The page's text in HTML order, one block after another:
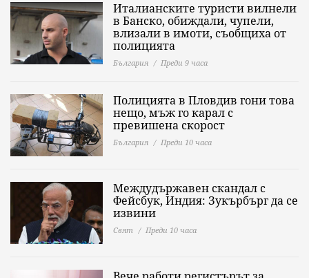
Италианските туристи вилнели
в Банско, обиждали, чупели,
влизали в имоти, съобщиха от
полицията
България Преди 9 часа
Полицията в Пловдив гони това
нещо, мъж го карал с
превишена скорост
България Преди 10 часа
Междудържавен скандал с
Фейсбук, Индия: Зукърбърг да се
извини
Свят Преди 10 часа